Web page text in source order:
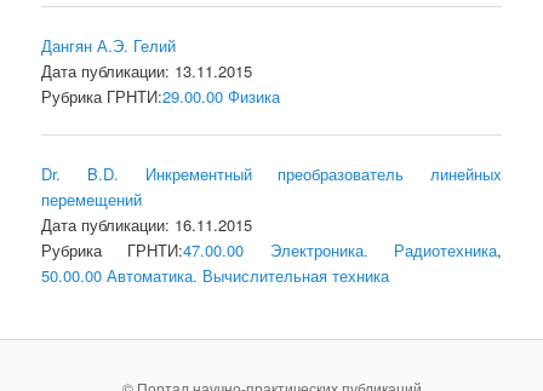
Дангян А.Э. Гелий
Дата публикации: 13.11.2015
Рубрика ГРНТИ:29.00.00 Физика
Dr. B.D. Инкрементный преобразователь линейных
перемещений
Дата публикации: 16.11.2015
Рубрика ГРНТИ:47.00.00 Электроника. Радиотехника,
50.00.00 Автоматика. Вычислительная техника